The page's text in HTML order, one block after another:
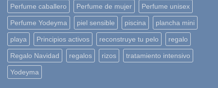
Perfume caballero Perfume de mujer Perfume unisex
Perfume Yodeyma piel sensible piscina plancha mini
playa Principios activos reconstruye tu pelo regalo
Regalo Navidad regalos rizos tratamiento intensivo
Yodeyma